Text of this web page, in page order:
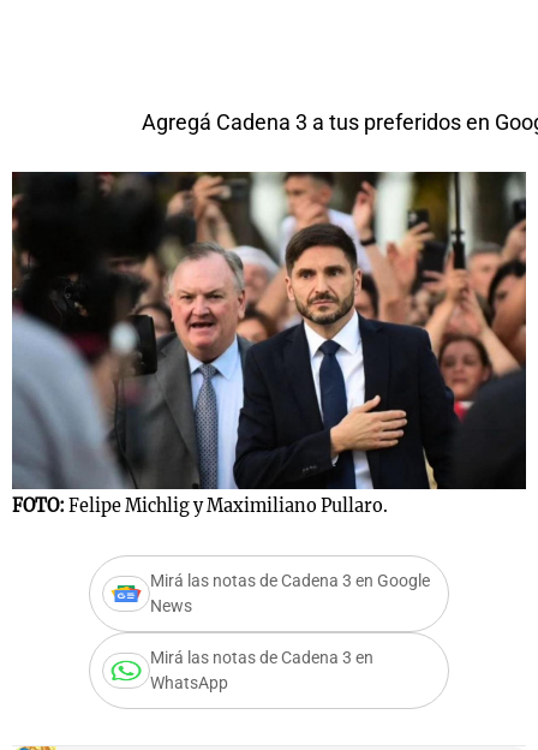
Agregá Cadena 3 a tus preferidos en
FOTO: Felipe Michlig y Maximiliano Pullaro.
Mirá las notas de Cadena 3 en Google
News
Mirá las notas de Cadena 3 en
WhatsApp